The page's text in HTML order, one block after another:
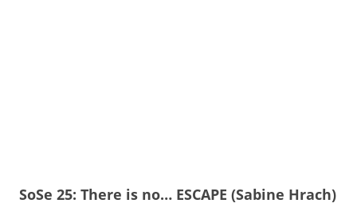
SoSe 25: There is no… ESCAPE (Sabine Hrach)